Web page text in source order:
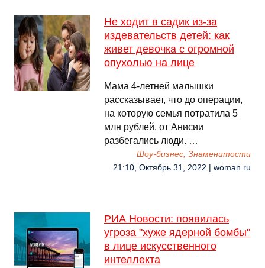
Не ходит в садик из-за
издевательств детей: как
живет девочка с огромной
опухолью на лице
Мама 4-летней малышки
рассказывает, что до операции,
на которую семья потратила 5
млн рублей, от Анисии
разбегались люди. …
Шоу-бизнес, Знаменитости
21:10, Октябрь 31, 2022 | woman.ru
РИА Новости: появилась
угроза "хуже ядерной бомбы"
в лице искусственного
интеллекта